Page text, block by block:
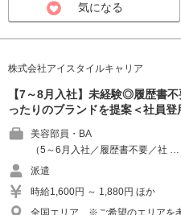
気になる
株式会社アイスタイルキャリア
【7～8月入社】未経験◎履歴書
ったりのブランドを提案＜社員登
美容部員・BA
（5～6月入社／履歴書不要／社 …
派遣
時給1,600円 ～ 1,880円 ほか
全国エリア ※ご希望のエリアを